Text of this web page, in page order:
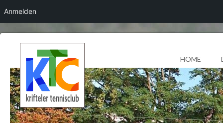
HOME
Anmelden